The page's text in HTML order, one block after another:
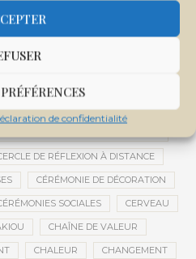
de confidentialité
ARTIFICIELLE
CONFÉRENCES DE BAMAKO
MALI
DE RÉFLEXION À DISTANCE
CÉRÉMONIE DE DÉCORATION
SOCIALES CERVEAU
CHAÎNE DE VALEUR
CHALEUR CHANGEMENT